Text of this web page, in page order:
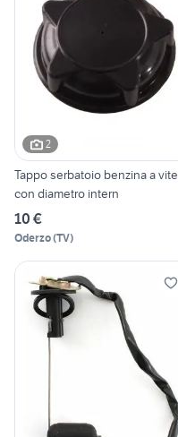
2
Tappo serbatoio benzina a vite
con diametro intern
10 €
Oderzo(TV)